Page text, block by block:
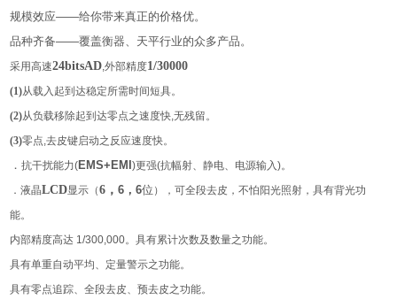
规模效应——给你带来真正的价格优。
品种齐备——覆盖衡器、天平行业的众多产品。
采用高速24bitsAD,外部精度1/30000
(1)从载入起到达稳定所需时间短具。
(2)从负载移除起到达零点之速度快,无残留。
(3)零点,去皮键启动之反应速度快。
．抗干扰能力(EMS+EMI)更强(抗幅射、静电、电源输入)。
．液晶LCD显示（6 ，6 ，6位 ），可全段去皮，不怕阳光照射，具有背光功
能。
内部精度高达 1/300,000。具有累计次数及数量之功能。
具有单重自动平均、定量警示之功能。
具有零点追踪、全段去皮、预去皮之功能。